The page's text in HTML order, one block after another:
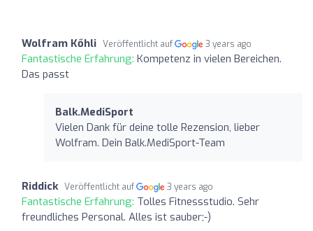
Wolfram Kőhli Veröffentlicht auf 3 years ago
Fantastische Erfahrung: Kompetenz in vielen Bereichen.
Das passt
Balk.MediSport
Vielen Dank für deine tolle Rezension, lieber
Wolfram. Dein Balk.MediSport-Team
Riddick Veröffentlicht auf 3 years ago
Fantastische Erfahrung: Tolles Fitnessstudio. Sehr
freundliches Personal. Alles ist sauber;-)